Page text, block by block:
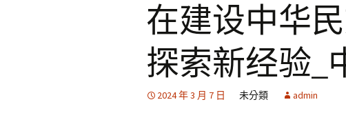
在建设中华
探索新经验_
2024 年 3 月 7 日 未分類 admin